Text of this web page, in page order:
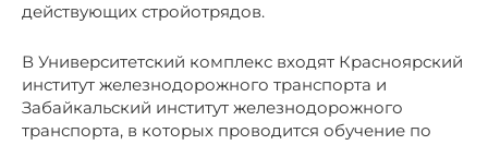
действующих стройотрядов.
В Университетский комплекс входят Красноярский
институт железнодорожного транспорта и
Забайкальский институт железнодорожного
транспорта, в которых проводится обучение по